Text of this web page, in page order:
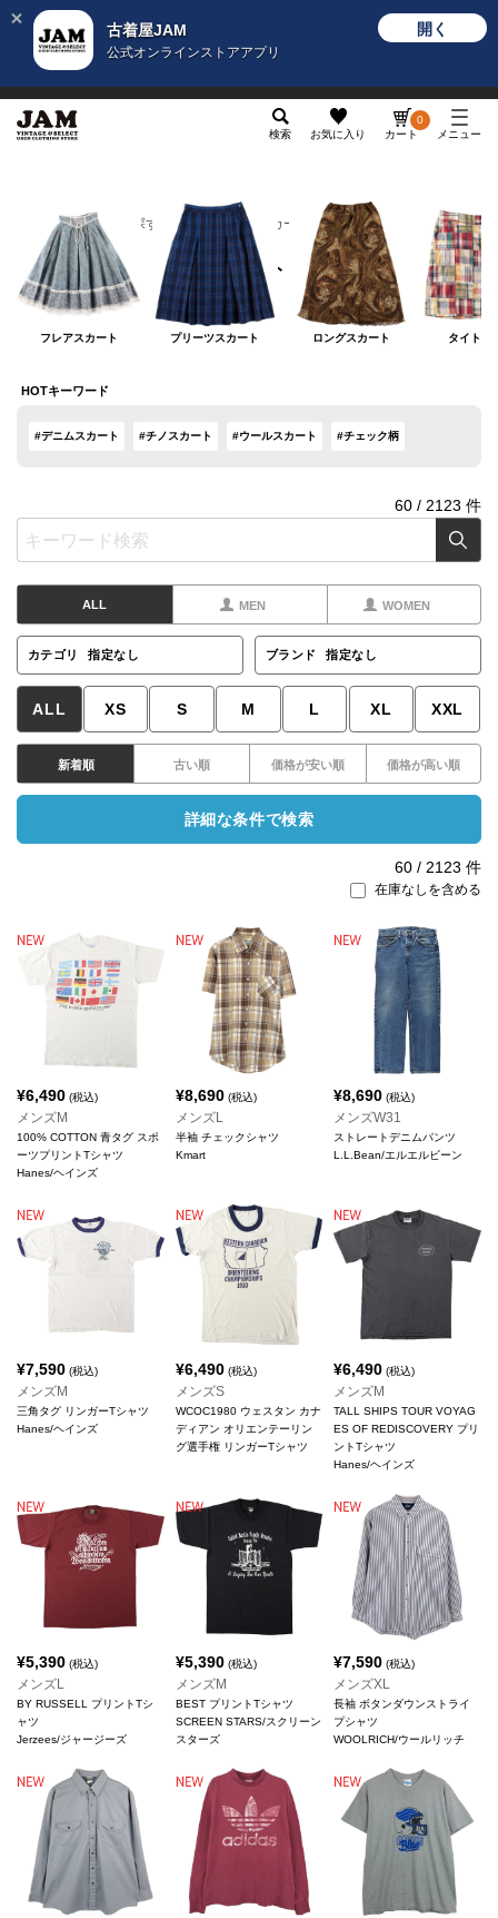
古着屋JAM
公式オンラインストアアプリ
開く
検索 お気に入り カート
0
メニュー
カテゴリから探す ボトムス スカート
スカート
フレアスカート プリーツスカート ロングスカート タイトス
HOTキーワード
#デニムスカート #チノスカート #ウールスカート #チェック柄
60 / 2123 件
ALL MEN WOMEN
カテゴリ 指定なし ブランド 指定なし
ALL XS S M L XL XXL
新着順 古い順 価格が安い順 価格が高い順
詳細な条件で検索
60 / 2123 件
在庫なしを含める
¥6,490 (税込)
メンズM
100% COTTON 青タグ スポ
ーツプリントTシャツ
Hanes/ヘインズ
¥8,690(税込)
メンズL
半袖 チェックシャツ
Kmart
¥8,690 (税込)
メンズW31
ストレートデニムパンツ
L.L.Bean/エルエルビーン
¥7,590 (税込)
メンズM
三角タグ リンガーTシャツ
Hanes/ヘインズ
¥6,490(税込)
メンズS
WCOC1980 ウェスタン カナ
ディアン オリエンテーリン
グ選手権 リンガーTシャツ
¥6,490 (税込)
メンズM
TALL SHIPS TOUR VOYAG
ES OF REDISCOVERY プリ
ントTシャツ
Hanes/ヘインズ
¥5,390 (税込)
メンズL
BY RUSSELL プリントTシ
ャツ
Jerzees/ジャージーズ
¥5,390(税込)
メンズM
BEST プリントTシャツ
SCREEN STARS/スクリーン
スターズ
¥7,590 (税込)
メンズXL
長袖 ボタンダウンストライ
プシャツ
WOOLRICH/ウールリッチ